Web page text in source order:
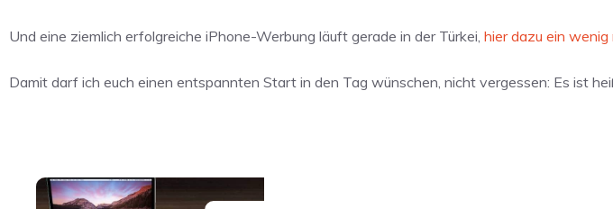
Und eine ziemlich erfolgreiche iPhone-Werbung läuft gerade in der Türkei, hier dazu ein wenig
Damit darf ich euch einen entspannten Start in den Tag wünschen, nicht vergessen: Es ist